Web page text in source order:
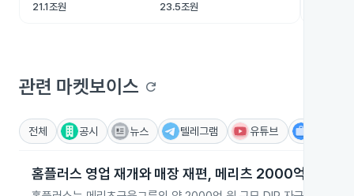
21.1조원
23.5조원
관련 마켓보이스 refresh
전체 공시 뉴스 텔레그램 유튜브
홈플러스 영업 재개와 매장 재편, 메리츠 2000억 원 지원